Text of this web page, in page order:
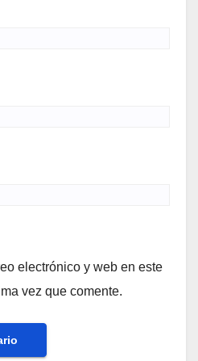
electrónico y web en este
vez que comente.